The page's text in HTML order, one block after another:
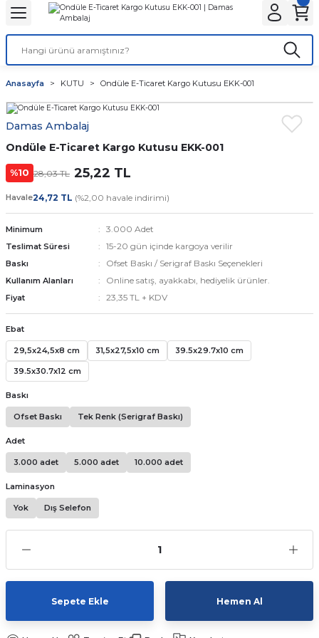
Ticaret Kutuları
Patates Kutuları
Popcorn Kutuları
Kağıtları
Tuz
Stick Toz Şeker ve Tuz
Islak Mendil ve Peçete
Körüklü Torba
Setleri
Anasayfa KUTU Ondüle E-Ticaret Kargo Kutusu EKK-001
Damas Ambalaj
Ondüle E-Ticaret Kargo Kutusu EKK-001
%10 28,03 TL 25,22 TL
Havale24,72 TL (%2,00 havale indirimi)
Minimum 3.000 Adet
Teslimat Süresi 15-20 gün içinde kargoya verilir
Baskı Ofset Baskı / Serigraf Baskı Seçenekleri
Kullanım Alanları Online satış, ayakkabı, hediyelik ürünler.
Fiyat 23,35 TL + KDV
Ebat
29,5x24,5x8 cm 31,5x27,5x10 cm 39.5x29.7x10 cm
39.5x30.7x12 cm
Baskı
Ofset Baskı Tek Renk (Serigraf Baskı)
Adet
3.000 adet 5.000 adet 10.000 adet
Laminasyon
Yok Dış Selefon
Sepete Ekle Hemen Al